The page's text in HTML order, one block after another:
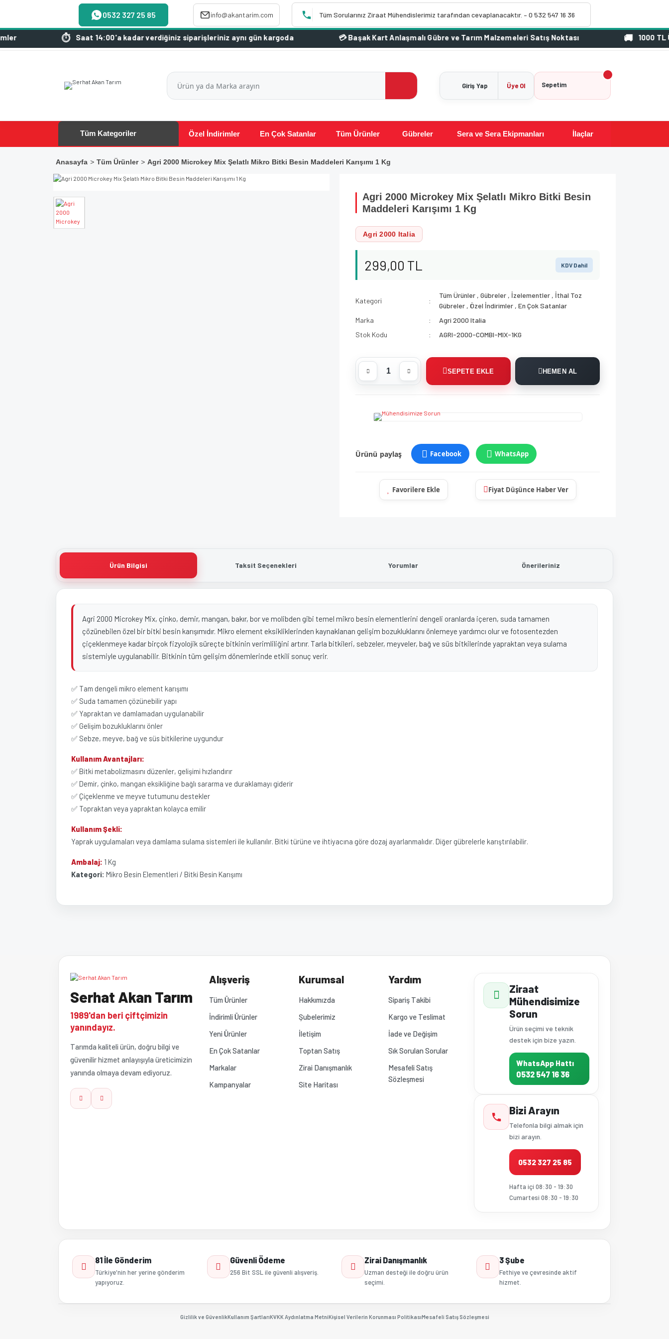
0532 327 25 85 info@akantarim.com Tüm Sorularınız Ziraat Mühendislerimiz tarafından cevaplanacaktır. – 0 532 547 16 36
Saat 14:00'a kadar verdiğiniz siparişleriniz aynı gün kargoda 1000 TL Üzeri
Giriş Yap Üye Ol Sepetim
Tüm Kategoriler Özel İndirimler En Çok Satanlar Tüm Ürünler Gübreler Sera ve Sera Ekipmanları İlaçlar
Anasayfa Tüm Ürünler Agri 2000 Microkey Mix Şelatlı Mikro Bitki Besin Maddeleri Karışımı 1 Kg
Agri 2000 Microkey Mix Şelatlı Mikro Bitki Besin
Maddeleri Karışımı 1 Kg
Agri 2000 Italia
299,00 TL KDV Dahil
Kategori
Tüm Ürünler ,Gübreler , İzelementler , İthal Toz
Gübreler ,Özel İndirimler ,En Çok Satanlar
Marka
Agri 2000 Italia
Stok Kodu
AGRI-2000-COMBI-MIX-1KG
SEPETE EKLE HEMEN AL
Ürünü paylaş Facebook WhatsApp
Fiyat Düşünce Haber Ver
Ürün Bilgisi Taksit Seçenekleri Yorumlar Önerileriniz
Agri 2000 Microkey Mix, çinko, demir, mangan, bakır, bor ve molibden gibi temel mikro besin elementlerini dengeli oranlarda içeren, suda tamamen
çözünebilen özel bir bitki besin karışımıdır. Mikro element eksikliklerinden kaynaklanan gelişim bozukluklarını önlemeye yardımcı olur ve fotosentezden
çiçeklenmeye kadar birçok fizyolojik süreçte bitkinin verimliliğini artırır. Tarla bitkileri, sebzeler, meyveler, bağ ve süs bitkilerinde yapraktan veya sulama
sistemiyle uygulanabilir. Bitkinin tüm gelişim dönemlerinde etkili sonuç verir.
✅ Tam dengeli mikro element karışımı
✅ Suda tamamen çözünebilir yapı
✅ Yapraktan ve damlamadan uygulanabilir
✅ Gelişim bozukluklarını önler
✅ Sebze, meyve, bağ ve süs bitkilerine uygundur
Kullanım Avantajları:
✅ Bitki metabolizmasını düzenler, gelişimi hızlandırır
✅ Demir, çinko, mangan eksikliğine bağlı sararma ve duraklamayı giderir
✅ Çiçeklenme ve meyve tutumunu destekler
✅ Topraktan veya yapraktan kolayca emilir
Kullanım Şekli:
Yaprak uygulamaları veya damlama sulama sistemleri ile kullanılır. Bitki türüne ve ihtiyacına göre dozaj ayarlanmalıdır. Diğer gübrelerle karıştırılabilir.
Ambalaj: 1 Kg
Kategori: Mikro Besin Elementleri / Bitki Besin Karışımı
Ürün açıklamasında eksik bilgiler bulunuyor.
Ürün bilgilerinde hatalar bulunuyor.
Ürün fiyatı diğer sitelerden daha pahalı.
Bu ürüne benzer farklı alternatifler olmalı.
Serhat Akan Tarım
1989'dan beri çiftçimizin
yanındayız.
Tarımda kaliteli ürün, doğru bilgi ve
güvenilir hizmet anlayışıyla üreticimizin
yanında olmaya devam ediyoruz.
Alışveriş
Tüm Ürünler
İndirimli Ürünler
Yeni Ürünler
En Çok Satanlar
Markalar
Kampanyalar
Kurumsal
Hakkımızda
Şubelerimiz
İletişim
Toptan Satış
Zirai Danışmanlık
Site Haritası
Yardım
Sipariş Takibi
Kargo ve Teslimat
İade ve Değişim
Sık Sorulan Sorular
Mesafeli Satış
Sözleşmesi
Ziraat
Mühendisimize
Sorun
Ürün seçimi ve teknik
destek için bize yazın.
WhatsApp Hattı
0532 547 16 36
Bizi Arayın
Telefonla bilgi almak için
bizi arayın.
0532 327 25 85
Hafta içi 08:30 - 19:30
Cumartesi 08:30 - 19:30
81 İle Gönderim
Türkiye'nin her yerine gönderim
yapıyoruz.
Güvenli Ödeme
256 Bit SSL ile güvenli alışveriş.
Zirai Danışmanlık
Uzman desteği ile doğru ürün
seçimi.
3 Şube
Fethiye ve çevresinde aktif
hizmet.
Gizlilik ve GüvenlikKullanım ŞartlarıKVKK Aydınlatma MetniKişisel Verilerin Korunması PolitikasıMesafeli Satış Sözleşmesi